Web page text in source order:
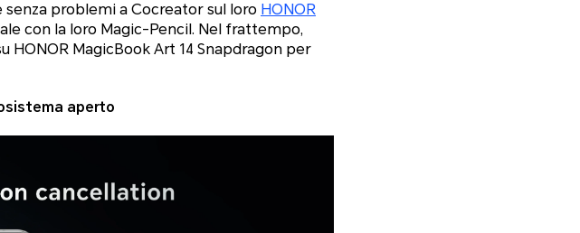
senza problemi a Cocreator sul loro HONOR
con la loro Magic-Pencil. Nel frattempo,
HONOR MagicBook Art 14 Snapdragon per
aperto